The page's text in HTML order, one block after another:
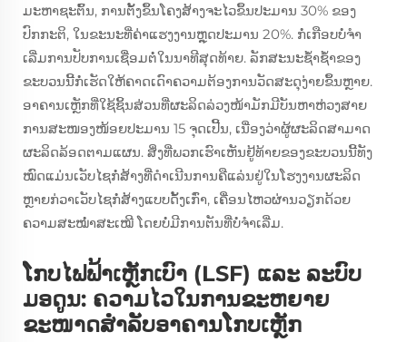
ມະຫາຊະຕົ້ນ, ການຕັ້ງຂຶ້ນໂຄງສ້າງຈະໄວຂຶ້ນປະມານ 30% ຂອງ
ປົກກະຕິ, ໃນຂະນະທີ່ຄ່າແຮງງານຫຼຸດປະມານ 20%. ກໍ່ເກືອບບໍ່ຈຳ
ເລີ່ມການປັບການເຊື່ອມຕໍ່ໃນນາທີສຸດທ້າຍ. ລັກສະນະຊ້ຳຊ້ຳຂອງ
ຂະບວນນີ້ກໍ່ເຮັດໃຫ້ຄາດເດົາຄວາມຕ້ອງການວັດສະດຸງ່າຍຂຶ້ນຫຼາຍ.
ອາຄານເຫຼັກທີ່ໃຊ້ຊິ້ນສ່ວນທີ່ຜະລິດລ່ວງໜ້າມັກມີບັນຫາຫ່ວງສາຍ
ການສະໜອງໜ້ອຍປະມານ 15 ຈຸດເປີ້ນ, ເນື່ອງວ່າຜູ້ຜະລິດສາມາດ
ຜະລິດລ້ອດຕາມແຜນ. ສິ່ງທີ່ພວກເຮົາເຫັນຢູ້ທ້າຍຂອງຂະບວນນີ້ທັງ
ໝົດແມ່ນເວັບໄຊກໍ່ສ້າງທີ່ດຳເນີນການຄືແລ່ນຢູ່ໃນໂຮງງານຜະລິດ
ຫຼາຍກ່ວາເວັບໄຊກໍ່ສ້າງແບບດັ້ງເກົ່າ, ເຄື່ອນໄຫວຜ່ານວຽກດ້ວຍ
ຄວາມສະໝໍ່າສະເໝີ ໂດຍບໍ່ມີການຕັນທີ່ບໍ່ຈຳເລີ່ມ.
ໂກບໄຟຟ້າເຫຼັກເບົາ (LSF) ແລະ ລະບົບ
ມອດູນ: ຄວາມໄວໃນການຂະຫຍາຍ
ຂະໜາດສຳລັບອາຄານໂກບເຫຼັກ